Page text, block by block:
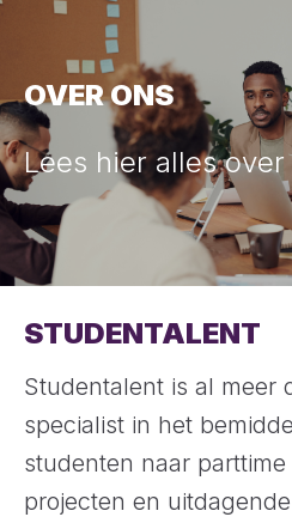
OVER ONS
Lees hier alles
STUDENTALENT
Studentalent is al meer
specialist in het
studenten naar
projecten en